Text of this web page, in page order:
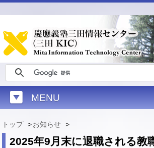
MENU
トップ >お知らせ >
2025年9月末に退職される教